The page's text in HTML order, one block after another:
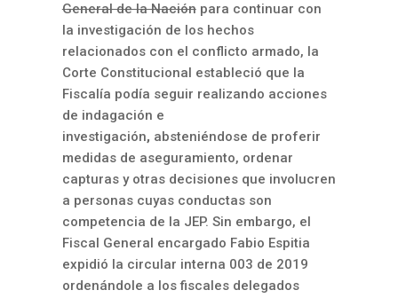
General de la Naciónpara continuar con
la investigación de los hechos
relacionados con el conflicto armado, la
Corte Constitucional estableció que la
Fiscalía podía seguir realizando acciones
de indagación e
investigación, absteniéndose de proferir
medidas de aseguramiento, ordenar
capturas y otras decisiones que involucren
a personas cuyas conductas son
competencia de la JEP. Sin embargo, el
Fiscal General encargado Fabio Espitia
expidió la circular interna 003 de 2019
ordenándole a los fiscales delegados